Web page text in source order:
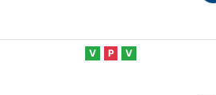
V P V